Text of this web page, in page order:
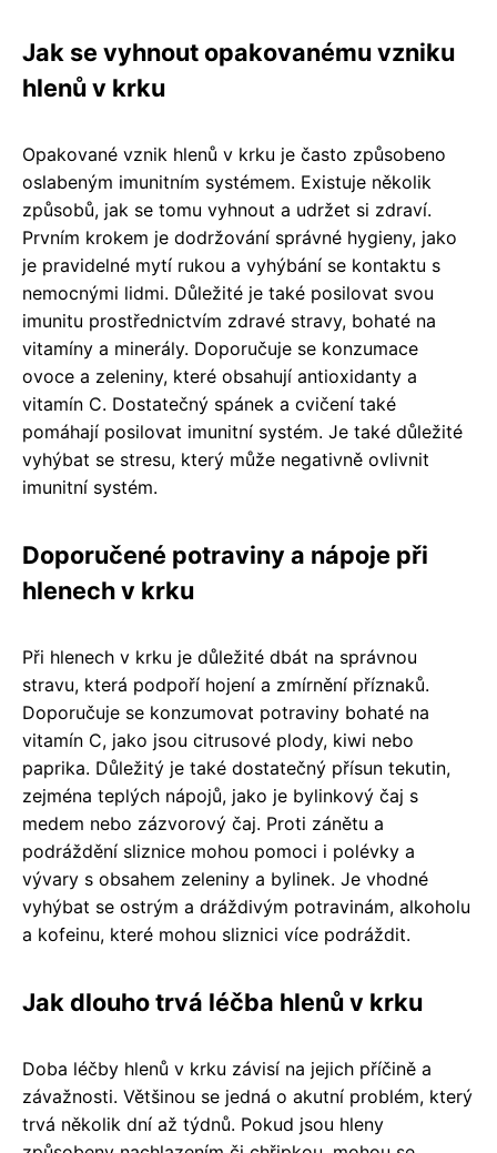
Jak se vyhnout opakovanému vzniku
hlenů v krku
Opakované vznik hlenů v krku je často způsobeno
oslabeným imunitním systémem. Existuje několik
způsobů, jak se tomu vyhnout a udržet si zdraví.
Prvním krokem je dodržování správné hygieny, jako
je pravidelné mytí rukou a vyhýbání se kontaktu s
nemocnými lidmi. Důležité je také posilovat svou
imunitu prostřednictvím zdravé stravy, bohaté na
vitamíny a minerály. Doporučuje se konzumace
ovoce a zeleniny, které obsahují antioxidanty a
vitamín C. Dostatečný spánek a cvičení také
pomáhají posilovat imunitní systém. Je také důležité
vyhýbat se stresu, který může negativně ovlivnit
imunitní systém.
Doporučené potraviny a nápoje při
hlenech v krku
Při hlenech v krku je důležité dbát na správnou
stravu, která podpoří hojení a zmírnění příznaků.
Doporučuje se konzumovat potraviny bohaté na
vitamín C, jako jsou citrusové plody, kiwi nebo
paprika. Důležitý je také dostatečný přísun tekutin,
zejména teplých nápojů, jako je bylinkový čaj s
medem nebo zázvorový čaj. Proti zánětu a
podráždění sliznice mohou pomoci i polévky a
vývary s obsahem zeleniny a bylinek. Je vhodné
vyhýbat se ostrým a dráždivým potravinám, alkoholu
a kofeinu, které mohou sliznici více podráždit.
Jak dlouho trvá léčba hlenů v krku
Doba léčby hlenů v krku závisí na jejich příčině a
závažnosti. Většinou se jedná o akutní problém, který
trvá několik dní až týdnů. Pokud jsou hleny